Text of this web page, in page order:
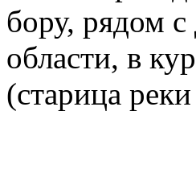
бору, рядом
области, в
(старица